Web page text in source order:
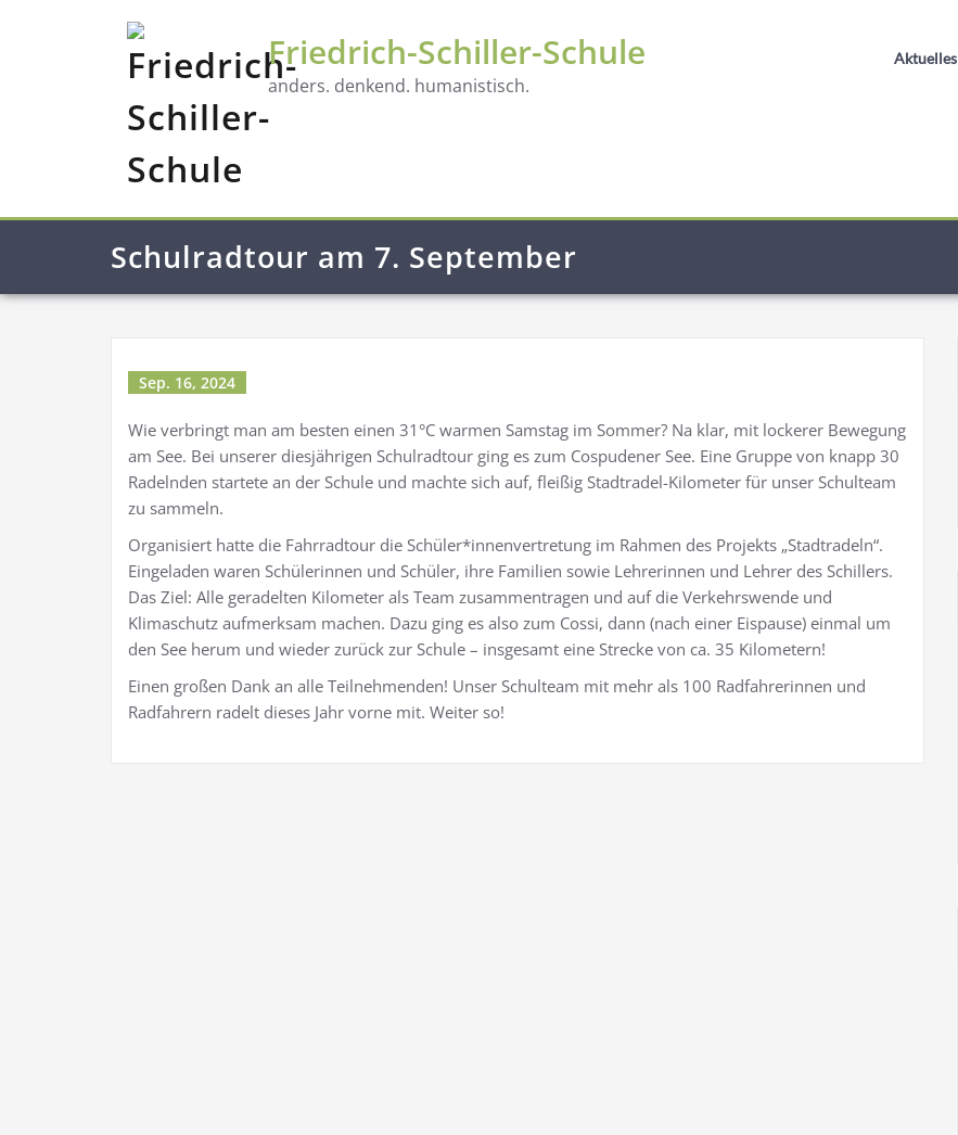
Friedrich-Schiller-Schule
anders. denkend. humanistisch.
Aktuelles
Schulradtour am 7. September
Sep. 16, 2024
Wie verbringt man am besten einen 31°C warmen Samstag im Sommer? Na klar, mit lockerer Bewegung
am See. Bei unserer diesjährigen Schulradtour ging es zum Cospudener See. Eine Gruppe von knapp 30
Radelnden startete an der Schule und machte sich auf, fleißig Stadtradel-Kilometer für unser Schulteam
zu sammeln.
Organisiert hatte die Fahrradtour die Schüler*innenvertretung im Rahmen des Projekts „Stadtradeln“.
Eingeladen waren Schülerinnen und Schüler, ihre Familien sowie Lehrerinnen und Lehrer des Schillers.
Das Ziel: Alle geradelten Kilometer als Team zusammentragen und auf die Verkehrswende und
Klimaschutz aufmerksam machen. Dazu ging es also zum Cossi, dann (nach einer Eispause) einmal um
den See herum und wieder zurück zur Schule – insgesamt eine Strecke von ca. 35 Kilometern!
Einen großen Dank an alle Teilnehmenden! Unser Schulteam mit mehr als 100 Radfahrerinnen und
Radfahrern radelt dieses Jahr vorne mit. Weiter so!